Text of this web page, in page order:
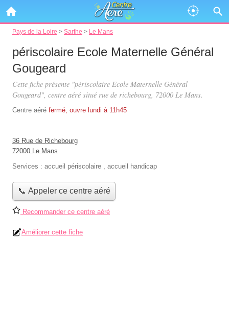
Pays de la Loire > Sarthe > Le Mans
périscolaire Ecole Maternelle Général
Gougeard
Cette fiche présente "périscolaire Ecole Maternelle Général
Gougeard", centre aéré situé rue de richebourg, 72000 Le Mans.
Centre aéré fermé, ouvre lundi à 11h45
36 Rue de Richebourg
72000 Le Mans
Services : accueil périscolaire , accueil handicap
📞 Appeler ce centre aéré
Recommander ce centre aéré
Améliorer cette fiche